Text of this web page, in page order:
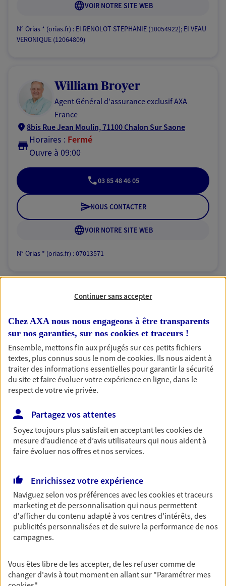
VOIR NOTRE SITE WEB
N° Orias * (orias.fr) : EI RENOLOT STEPHANIE (10054922); EI VEAU
VERONIQUE (12064809)
William Broyer
Agent Général d'assurance exclusif AXA
France
8bis Rue Jean Moulin, 71100 Chalon Sur Saone
Horaires : Fermé
Ouvre à 09:00
03 85 48 46 05
NOUS CONTACTER
VOIR NOTRE SITE WEB
N° Orias * (orias.fr) : 07013571
Mathieu Philippe Et
Agents Généraux d'assurance exclusif AXA
France
3 Rue Du General Leclerc Bp 40002, 71102 Chalon Sur
Saone Cedex
Horaires :Fermé
Ouvre à 09:00
NOUS CONTACTER
VOIR NOTRE SITE WEB
N° Orias * (orias.fr) : EI MATHIEU PHILIPPE (07002191); EI
MATHIEU ANTHONY (20007672)
Lola Giel
Continuer sans accepter
Chez AXA nous nous engageons à être transparents
sur nos garanties, sur nos cookies et traceurs !
Ensemble, mettons fin aux préjugés sur ces petits fichiers
textes, plus connus sous le nom decookies. Ils nous aident à
traiter des informations essentielles pour garantir la sécurité
du site et faire évoluer votre expérience en ligne, dans le
respect de votre vie privée.
Partagez vos attentes
Soyez toujours plus satisfait en acceptant lescookiesde
mesure d’audience et d’avis utilisateurs qui nous aident à
faire évoluer nos offres et nos services.
Enrichissez votre expérience
Naviguez selon vos préférences avec lescookies et traceurs
marketing et de personnalisation qui nous permettent
d'afficher du contenu adapté à vos centres d'intérêts, des
publicités personnalisées et de suivre la performance de nos
campagnes.
Vous êtes libre de les accepter, de les refuser comme de
changer d'avis à tout moment en allant sur "Paramétrer mes